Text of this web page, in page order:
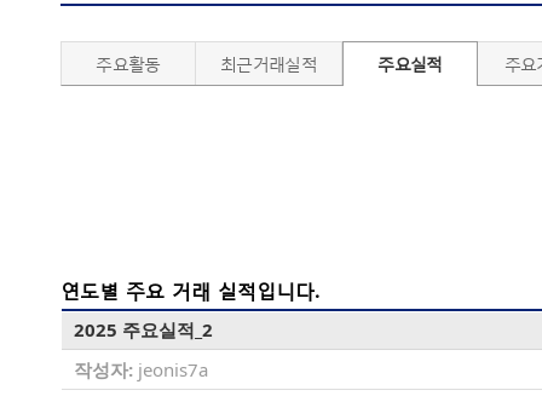
주요활동 최근거래실적 주요실적 주요
연도별 주요 거래 실적입니다.
2025 주요실적_2
작성자: jeonis7a